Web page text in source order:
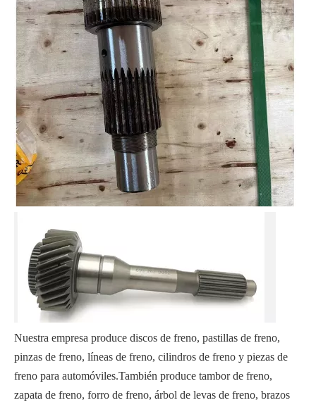
Nuestra empresa produce discos de freno, pastillas de freno,
pinzas de freno, líneas de freno, cilindros de freno y piezas de
freno para automóviles.También produce tambor de freno,
zapata de freno, forro de freno, árbol de levas de freno, brazos